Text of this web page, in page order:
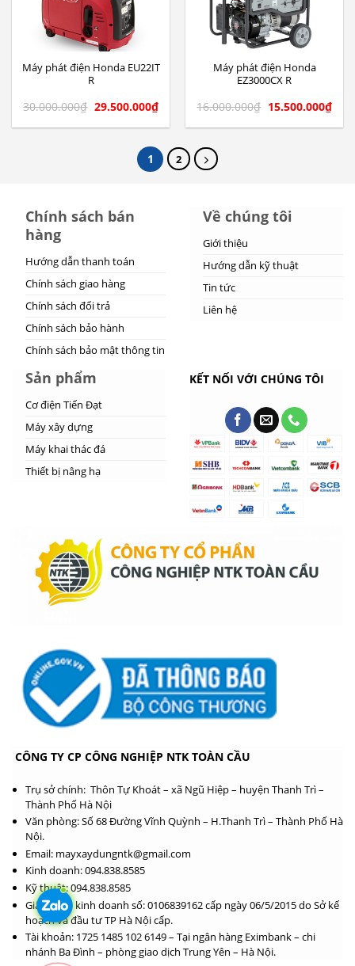
Máy phát điện Honda EU22IT
R
30.000.000₫ 29.500.000₫
Máy phát điện Honda
EZ3000CX R
16.000.000₫ 15.500.000₫
1 2
Chính sách bán
hàng
Hướng dẫn thanh toán
Chính sách giao hàng
Chính sách đổi trả
Chính sách bảo hành
Chính sách bảo mật thông tin
Về chúng tôi
Giới thiệu
Hướng dẫn kỹ thuật
Tin tức
Liên hệ
Sản phẩm
Cơ điện Tiến Đạt
Máy xây dựng
Máy khai thác đá
Thiết bị nâng hạ
KẾT NỐI VỚI CHÚNG TÔI
CÔNG TY CP CÔNG NGHIỆP NTK TOÀN CẦU
Trụ sở chính: Thôn Tự Khoát – xã Ngũ Hiệp – huyện Thanh Trì –
Thành Phố Hà Nội
Văn phòng: Số 68 Đường Vĩnh Quỳnh – H.Thanh Trì – Thành Phố Hà
Nội.
Email: mayxaydungntk@gmail.com
Kinh doanh: 094.838.8585
Kỹ thuật: 094.838.8585
Giấy phép kinh doanh số: 0106839162 cấp ngày 06/5/2015 do Sở kế
hoạch và đầu tư TP Hà Nội cấp.
Tài khoản: 1725 1485 102 6149 – Tại ngân hàng Eximbank – chi
nhánh Ba Đình – phòng giao dịch Trung Yên – Hà Nội.